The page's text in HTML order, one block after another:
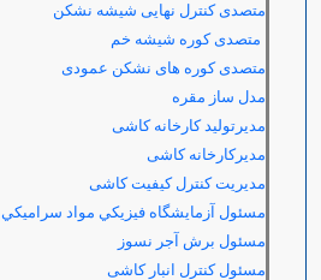
متصدی کنترل نهایی شیشه نشکن
متصدی کوره شیشه خم
متصدی کوره های نشکن عمودی
مدل ساز مقره
مدیرتولید کارخانه کاشی
مدیرکارخانه کاشی
مدیریت کنترل کیفیت کاشی
مسئول آزمايشگاه فيزيکي مواد سراميکي
مسئول برش آجر نسوز
مسئول کنترل انبار کاشی